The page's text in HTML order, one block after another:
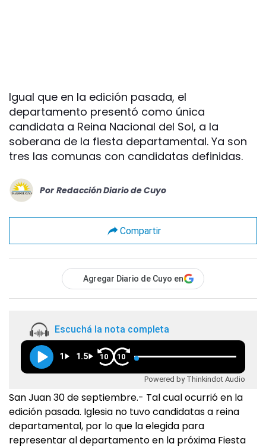
Igual que en la edición pasada, el
departamento presentó como única
candidata a Reina Nacional del Sol, a la
soberana de la fiesta departamental. Ya son
tres las comunas con candidatas definidas.
Por Redacción Diario de Cuyo
Compartir
Agregar Diario de Cuyo en
Escuchá la nota completa
1 1.5 10 10
Powered by Thinkindot Audio
San Juan 30 de septiembre.- Tal cual ocurrió en la
edición pasada. Iglesia no tuvo candidatas a reina
departamental, por lo que la elegida para
representar al departamento en la próxima Fiesta